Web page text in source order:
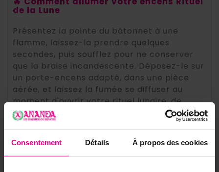
Consentement Détails À propos des cookies
de la Lune
Présentez la pointe du bâtonnet à une
flamme, laissez-la prendre quelques
secondes, puis soufflez pour ne conserver
que la braise incandescente. Déposez-le sur
un porte-encens adapté, dans une pièce
aérée, et laissez la fumée se diffuser au
moment d'ouvrir votre rituel lunaire, de
méditer ou d'écrire vos intentions.
📋 L'essentiel en un coup d'œil